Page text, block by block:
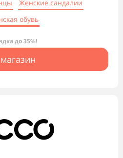
Женские сандалии
обувь
до 35%!